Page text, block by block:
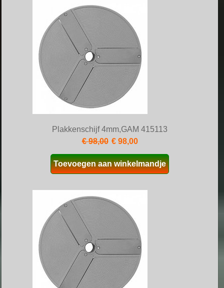
Plakkenschijf 4mm,GAM 415113
€ 98,00 € 98,00
Toevoegen aan winkelmandje